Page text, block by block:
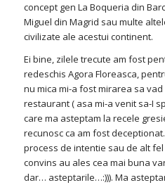
concept gen La Boqueria din
Miguel din Magrid sau multe
civilizate ale acestui continent.
Ei bine, zilele trecute am fost
redeschis Agora Floreasca,
nu mica mi-a fost mirarea sa
restaurant ( asa mi-a venit sa-I
care ma asteptam la recele
recunosc ca am fost
process de intentie sau de alt
convins au ales cea mai buna
dar… asteptarile…:))). Ma